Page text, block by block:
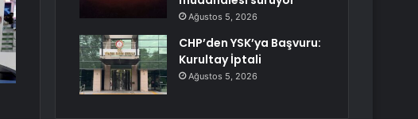
Ağustos 5, 2026
CHP’den YSK’ya Başvuru:
Kurultay İptali
Ağustos 5, 2026